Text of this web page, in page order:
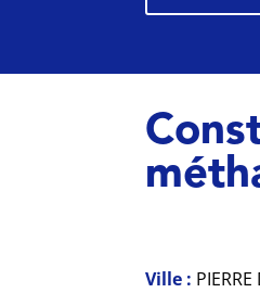
Ville : PIERRE